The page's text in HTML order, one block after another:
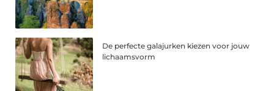
De perfecte galajurken kiezen voor jouw
lichaamsvorm